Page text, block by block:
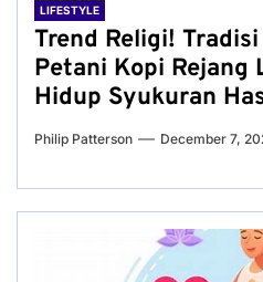
LIFESTYLE
Trend Religi!
Petani Kopi Rejang
Hidup Syukuran
Philip Patterson December 7,